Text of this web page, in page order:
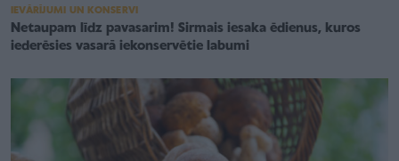
IEVĀRĪJUMI UN KONSERVI
Netaupam līdz pavasarim! Sirmais iesaka ēdienus, kuros
iederēsies vasarā iekonservētie labumi